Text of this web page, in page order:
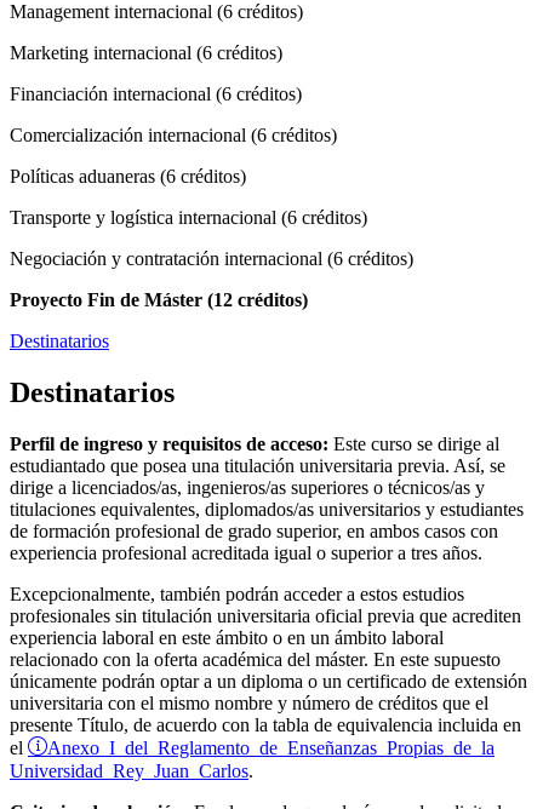
Management internacional (6 créditos)
Marketing internacional (6 créditos)
Financiación internacional (6 créditos)
Comercialización internacional (6 créditos)
Políticas aduaneras (6 créditos)
Transporte y logística internacional (6 créditos)
Negociación y contratación internacional (6 créditos)
Proyecto Fin de Máster (12 créditos)
Destinatarios
Destinatarios
Perfil de ingreso y requisitos de acceso: Este curso se dirige al
estudiantado que posea una titulación universitaria previa. Así, se
dirige a licenciados/as, ingenieros/as superiores o técnicos/as y
titulaciones equivalentes, diplomados/as universitarios y estudiantes
de formación profesional de grado superior, en ambos casos con
experiencia profesional acreditada igual o superior a tres años.
Excepcionalmente, también podrán acceder a estos estudios
profesionales sin titulación universitaria oficial previa que acrediten
experiencia laboral en este ámbito o en un ámbito laboral
relacionado con la oferta académica del máster. En este supuesto
únicamente podrán optar a un diploma o un certificado de extensión
universitaria con el mismo nombre y número de créditos que el
presente Título, de acuerdo con la tabla de equivalencia incluida en
el
Anexo I del Reglamento de Enseñanzas Propias de la
Universidad Rey Juan Carlos.